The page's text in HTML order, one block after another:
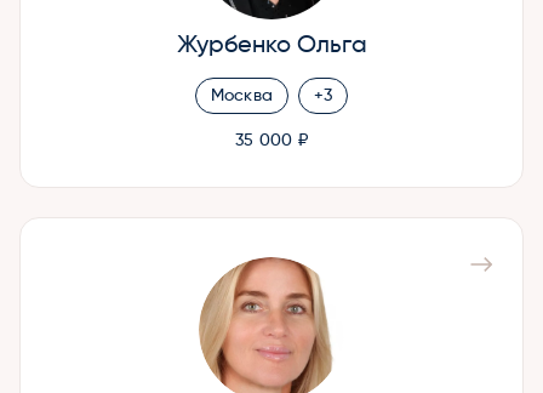
Журбенко Ольга
Москва +3
35 000 ₽